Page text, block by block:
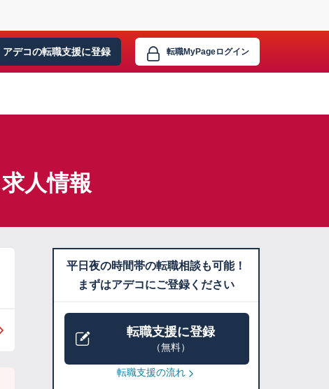
アデコの転職支援に登録 転職MyPageログイン
人情報
平日夜の時間帯の転職相談も可能！
まずはアデコにご登録ください
転職支援に登録
（無料）
転職支援の流れ